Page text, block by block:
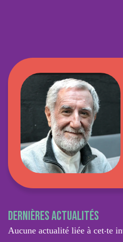
Dernières actualités
Aucune actualité liée à cet‧te